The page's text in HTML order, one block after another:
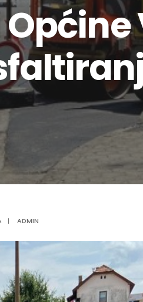
| ADMIN